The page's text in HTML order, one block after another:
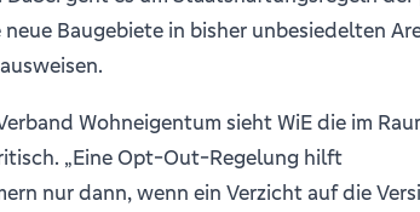
Baugebiete in bisher unbesiedelten
Wohneigentum sieht WiE die im
„Eine Opt-Out-Regelung hilft
nur dann, wenn ein Verzicht auf die